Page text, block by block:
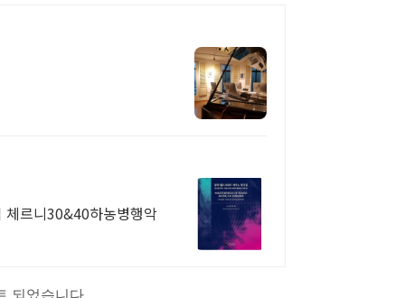
체르니30&40하농병행악
되었습니다.